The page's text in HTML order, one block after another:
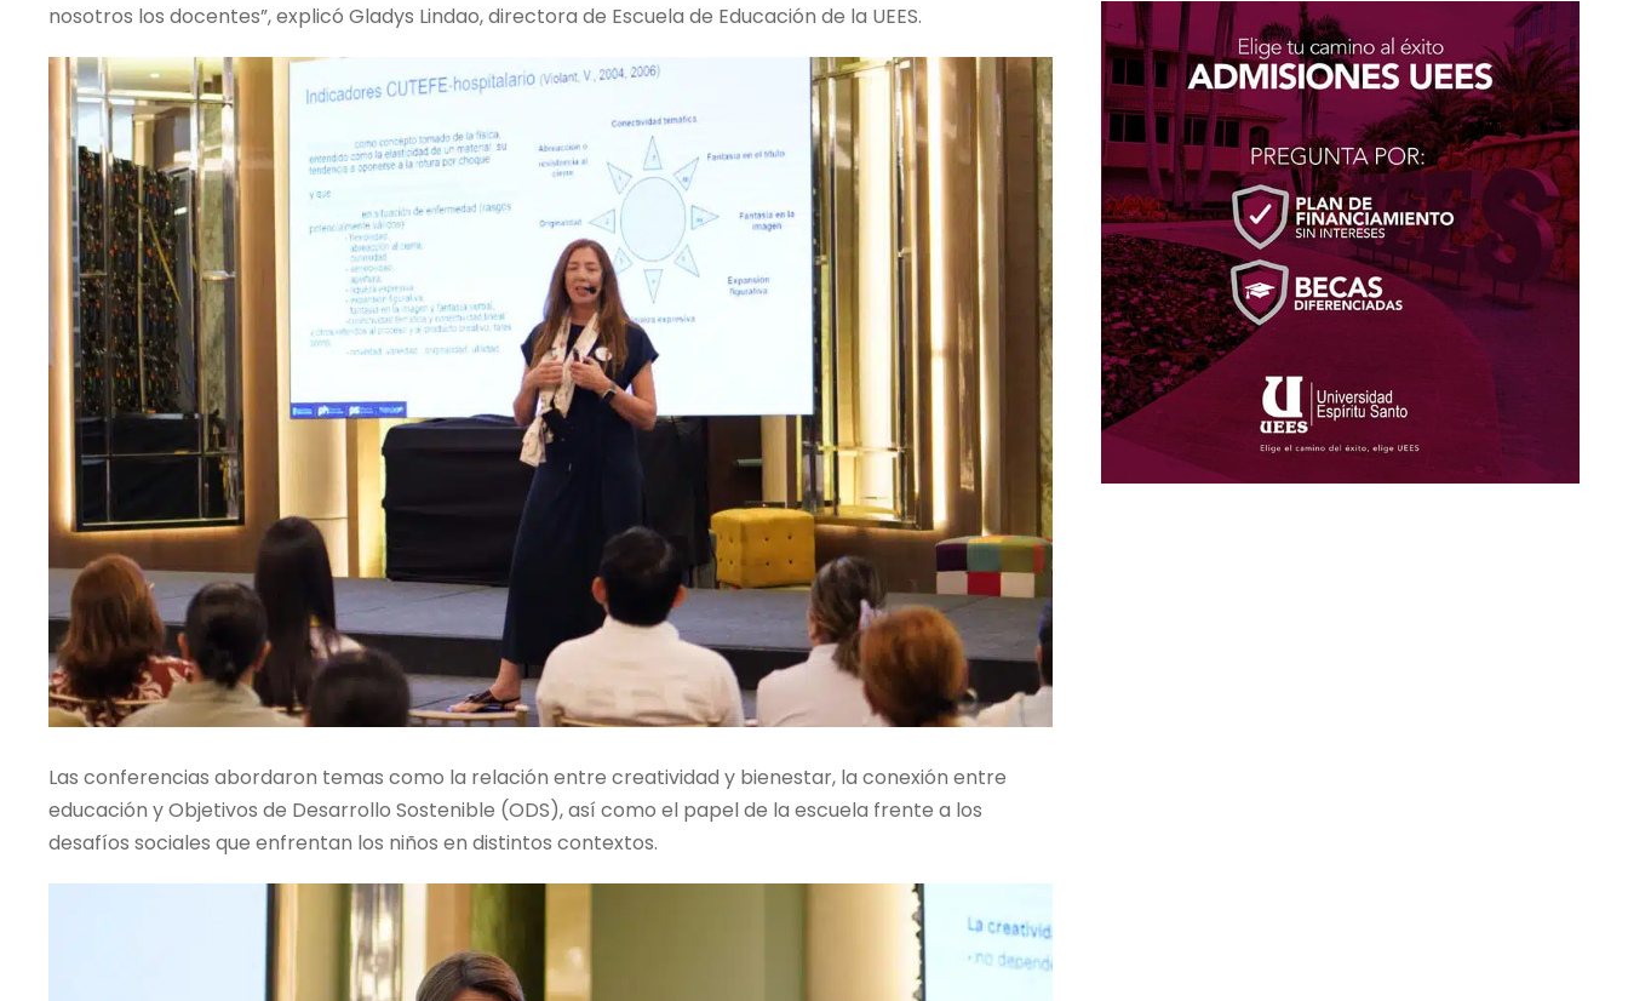
nosotros los docentes”, explicó Gladys Lindao, directora de Escuela de Educación de la UEES.
Las conferencias abordaron temas como la relación entre creatividad y bienestar, la conexión entre
educación y Objetivos de Desarrollo Sostenible (ODS), así como el papel de la escuela frente a los
desafíos sociales que enfrentan los niños en distintos contextos.